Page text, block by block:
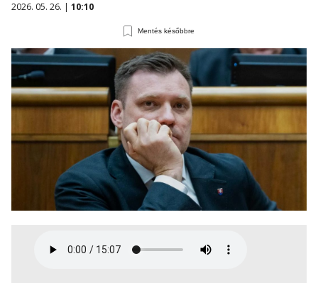
2026. 05. 26. | 10:10
Mentés későbbre